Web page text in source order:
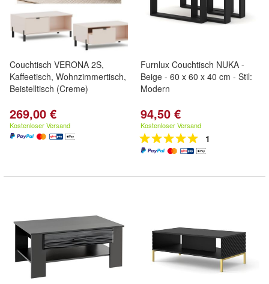
Couchtisch VERONA 2S,
Kaffeetisch, Wohnzimmertisch,
Beistelltisch (Creme)
269,00 €
Kostenloser Versand
Furnlux Couchtisch NUKA -
Beige - 60 x 60 x 40 cm - Stil:
Modern
94,50 €
Kostenloser Versand
1